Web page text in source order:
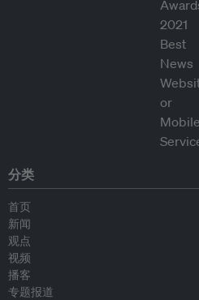
分类
首页
新闻
观点
视频
播客
专题报道